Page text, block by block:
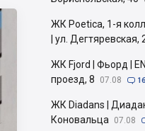
ЖК Poetica, 1-я
| ул. Дегтяревская,
ЖК Fjord | Фьорд |
проезд, 8
07.08 
ЖК Diadans |
Коновальца
07.08